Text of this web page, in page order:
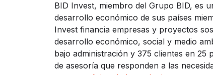
BID Invest, miembro del Grupo BID, es
desarrollo económico de sus países
Invest financia empresas y proyectos
desarrollo económico, social y medio
bajo administración y 375 clientes en
de asesoría que responden a las